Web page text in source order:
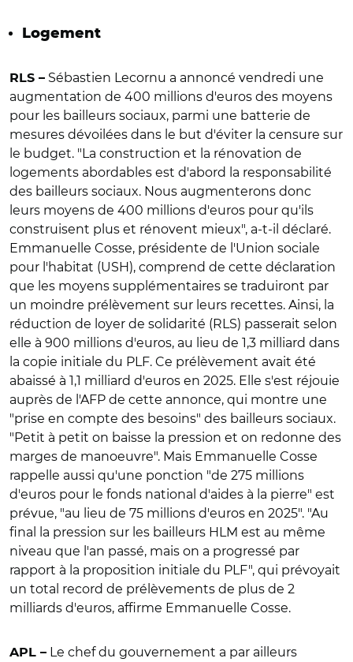
Logement
RLS – Sébastien Lecornu a annoncé vendredi une
augmentation de 400 millions d'euros des moyens
pour les bailleurs sociaux, parmi une batterie de
mesures dévoilées dans le but d'éviter la censure sur
le budget. "La construction et la rénovation de
logements abordables est d'abord la responsabilité
des bailleurs sociaux. Nous augmenterons donc
leurs moyens de 400 millions d'euros pour qu'ils
construisent plus et rénovent mieux", a-t-il déclaré.
Emmanuelle Cosse, présidente de l'Union sociale
pour l'habitat (USH), comprend de cette déclaration
que les moyens supplémentaires se traduiront par
un moindre prélèvement sur leurs recettes. Ainsi, la
réduction de loyer de solidarité (RLS) passerait selon
elle à 900 millions d'euros, au lieu de 1,3 milliard dans
la copie initiale du PLF. Ce prélèvement avait été
abaissé à 1,1 milliard d'euros en 2025. Elle s'est réjouie
auprès de l'AFP de cette annonce, qui montre une
"prise en compte des besoins" des bailleurs sociaux.
"Petit à petit on baisse la pression et on redonne des
marges de manoeuvre". Mais Emmanuelle Cosse
rappelle aussi qu'une ponction "de 275 millions
d'euros pour le fonds national d'aides à la pierre" est
prévue, "au lieu de 75 millions d'euros en 2025". "Au
final la pression sur les bailleurs HLM est au même
niveau que l'an passé, mais on a progressé par
rapport à la proposition initiale du PLF", qui prévoyait
un total record de prélèvements de plus de 2
milliards d'euros, affirme Emmanuelle Cosse.
APL – Le chef du gouvernement a par ailleurs